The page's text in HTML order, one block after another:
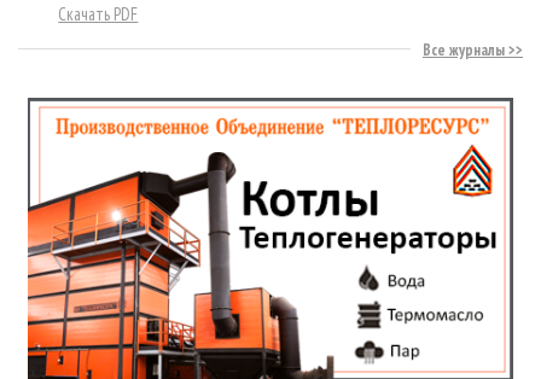
Скачать PDF
Все журналы